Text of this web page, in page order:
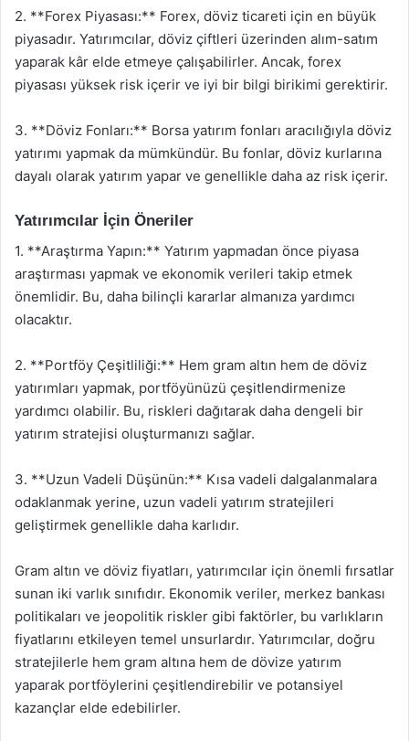
2. **Forex Piyasası:** Forex, döviz ticareti için en büyük
piyasadır. Yatırımcılar, döviz çiftleri üzerinden alım-satım
yaparak kâr elde etmeye çalışabilirler. Ancak, forex
piyasası yüksek risk içerir ve iyi bir bilgi birikimi gerektirir.
3. **Döviz Fonları:** Borsa yatırım fonları aracılığıyla döviz
yatırımı yapmak da mümkündür. Bu fonlar, döviz kurlarına
dayalı olarak yatırım yapar ve genellikle daha az risk içerir.
Yatırımcılar İçin Öneriler
1. **Araştırma Yapın:** Yatırım yapmadan önce piyasa
araştırması yapmak ve ekonomik verileri takip etmek
önemlidir. Bu, daha bilinçli kararlar almanıza yardımcı
olacaktır.
2. **Portföy Çeşitliliği:** Hem gram altın hem de döviz
yatırımları yapmak, portföyünüzü çeşitlendirmenize
yardımcı olabilir. Bu, riskleri dağıtarak daha dengeli bir
yatırım stratejisi oluşturmanızı sağlar.
3. **Uzun Vadeli Düşünün:** Kısa vadeli dalgalanmalara
odaklanmak yerine, uzun vadeli yatırım stratejileri
geliştirmek genellikle daha karlıdır.
Gram altın ve döviz fiyatları, yatırımcılar için önemli fırsatlar
sunan iki varlık sınıfıdır. Ekonomik veriler, merkez bankası
politikaları ve jeopolitik riskler gibi faktörler, bu varlıkların
fiyatlarını etkileyen temel unsurlardır. Yatırımcılar, doğru
stratejilerle hem gram altına hem de dövize yatırım
yaparak portföylerini çeşitlendirebilir ve potansiyel
kazançlar elde edebilirler.